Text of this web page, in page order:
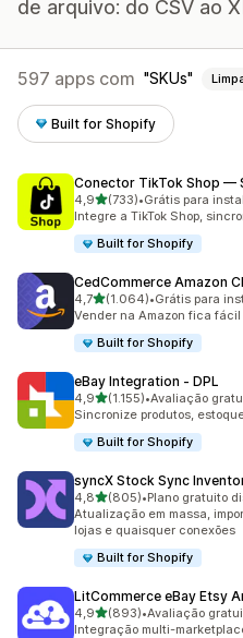
de arquivo: do CSV ao
597 apps com SKUs
Built for Shopify
Conector TikTok Shop —
4,9de 5 estrelas
(733)
733 avaliações ao todo
•Grátis para
Integre a TikTok Shop,
Built for Shopify
CedCommerce Amazon
4,7de 5 estrelas
(1.064)
1064 avaliações ao todo
•Grátis para
Vender na Amazon fica
Built for Shopify
eBay Integration ‑ DPL
4,9de 5 estrelas
(1.155)
1155 avaliações ao todo
•Avaliação
Sincronize produtos,
Built for Shopify
syncX Stock Sync
4,8de 5 estrelas
(805)
805 avaliações ao todo
•Plano gratuito
Atualização em massa,
lojas e quaisquer conexões
Built for Shopify
LitCommerce eBay Etsy
4,9de 5 estrelas
(893)
893 avaliações ao todo
•Avaliação
Integração multi-